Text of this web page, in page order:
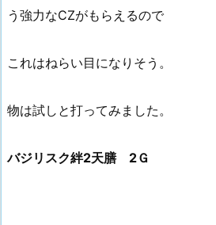
う強力なCZがもらえるので
これはねらい目になりそう。
物は試しと打ってみました。
バジリスク絆2天膳 2Ｇ